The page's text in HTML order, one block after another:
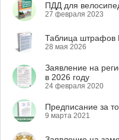
ПДД для
27 февраля 2023
Таблица штрафов
28 мая 2026
Заявление на
в 2026 году
24 февраля 2020
Предписание за
9 марта 2021